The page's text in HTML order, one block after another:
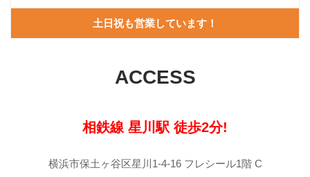
土日祝も営業しています！
ACCESS
相鉄線 星川駅 徒歩2分!
横浜市保土ヶ谷区星川1-4-16 フレシール1階 C